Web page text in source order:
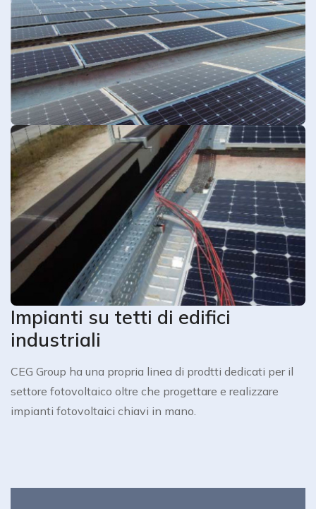
Impianti su tetti di edifici
industriali
CEG Group ha una propria linea di prodtti dedicati per il
settore fotovoltaico oltre che progettare e realizzare
impianti fotovoltaici chiavi in mano.